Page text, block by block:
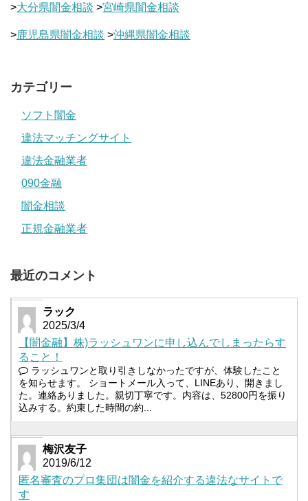
>大分県闇金相談 >宮崎県闇金相談
>鹿児島県闇金相談 >沖縄県闇金相談
カテゴリー
ソフト闇金
違法マッチングサイト
違法金融業者
090金融
闇金相談
正規金融業者
最近のコメント
ラック
2025/3/4
【闇金融】株)ラッシュワンに申し込んでしまったらす
ること！
ラッシュワンと取り引きしなかったですが、体験したこと
を知らせます。 ショートメール入って、LINEあり、開きまし
た。連絡ありました。親切丁寧です。内容は、52800円を振り
込みする。約束した時間の約...
梅沢友子
2019/6/12
匿名審査のプロ集団は闇金を紹介する違法なサイトで
す